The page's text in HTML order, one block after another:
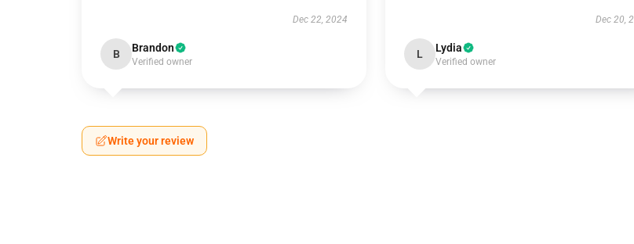
Dec 22, 2024
B Brandon
Verified owner
Dec 20,
L Lydia
Verified owner
Write your review